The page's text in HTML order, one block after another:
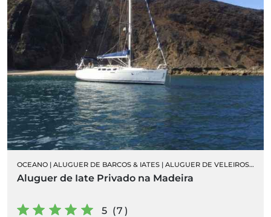
OCEANO | ALUGUER DE BARCOS & IATES | ALUGUER DE VELEIROS PRIVADOS
Aluguer de Iate Privado na Madeira
5 (7)